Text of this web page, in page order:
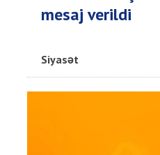
mesaj verildi
Siyasət